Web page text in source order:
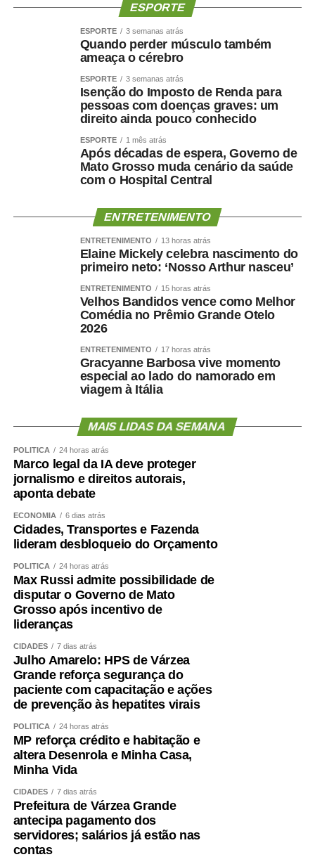
ESPORTE
ESPORTE 3 semanas atrás
Quando perder músculo também
ameaça o cérebro
ESPORTE 3 semanas atrás
Isenção do Imposto de Renda para
pessoas com doenças graves: um
direito ainda pouco conhecido
ESPORTE 1 mês atrás
Após décadas de espera, Governo de
Mato Grosso muda cenário da saúde
com o Hospital Central
ENTRETENIMENTO
ENTRETENIMENTO 13 horas atrás
Elaine Mickely celebra nascimento do
primeiro neto: ‘Nosso Arthur nasceu’
ENTRETENIMENTO 15 horas atrás
Velhos Bandidos vence como Melhor
Comédia no Prêmio Grande Otelo
2026
ENTRETENIMENTO 17 horas atrás
Gracyanne Barbosa vive momento
especial ao lado do namorado em
viagem à Itália
MAIS LIDAS DA SEMANA
POLÍTICA 24 horas atrás
Marco legal da IA deve proteger
jornalismo e direitos autorais,
aponta debate
ECONOMIA 6 dias atrás
Cidades, Transportes e Fazenda
lideram desbloqueio do Orçamento
POLÍTICA 24 horas atrás
Max Russi admite possibilidade de
disputar o Governo de Mato
Grosso após incentivo de
lideranças
CIDADES 7 dias atrás
Julho Amarelo: HPS de Várzea
Grande reforça segurança do
paciente com capacitação e ações
de prevenção às hepatites virais
POLÍTICA 24 horas atrás
MP reforça crédito e habitação e
altera Desenrola e Minha Casa,
Minha Vida
CIDADES 7 dias atrás
Prefeitura de Várzea Grande
antecipa pagamento dos
servidores; salários já estão nas
contas